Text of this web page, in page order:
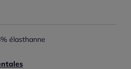
élasthanne